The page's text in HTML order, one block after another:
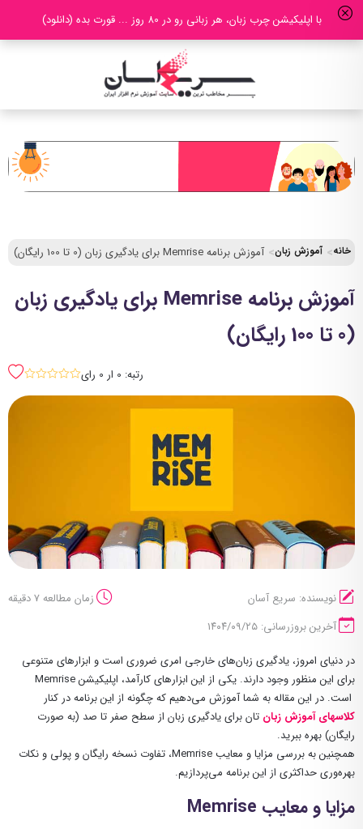
با اپلیکیشن چرب زبان، هر زبانی رو در 80 روز ... قورت بده (دانلود)
خانه آموزش زبان آموزش برنامه Memrise برای یادگیری زبان (0 تا 100 رایگان)
آموزش برنامه Memrise برای یادگیری زبان
(0 تا 100 رایگان)
رتبه: 0 ار 0 رای sssss
نویسنده: سریع آسان
زمان مطالعه 7 دقیقه
آخرین بروزرسانی: ۱۴۰۴/۰۹/۲۵
در دنیای امروز، یادگیری زبان‌های خارجی امری ضروری است و ابزارهای متنوعی
برای این منظور وجود دارند. یکی از این ابزارهای کارآمد، اپلیکیشن Memrise
است. در این مقاله به شما آموزش می‌دهیم که چگونه از این برنامه در کنار
کلاسهای آموزش زبان تان برای یادگیری زبان از سطح صفر تا صد (به صورت
رایگان) بهره ببرید.
همچنین به بررسی مزایا و معایب Memrise، تفاوت نسخه رایگان و پولی و نکات
بهره‌وری حداکثری از این برنامه می‌پردازیم.
مزایا و معایب